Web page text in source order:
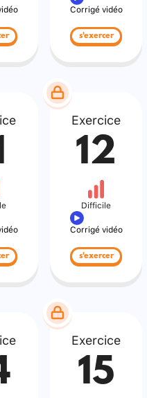
Corrigé vidéo
s'exercer
Exercice
12
Difficile
Corrigé vidéo
s'exercer
Exercice
15